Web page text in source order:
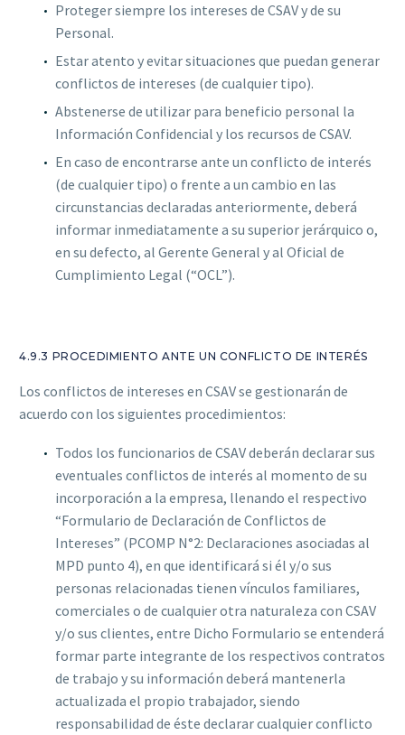
Proteger siempre los intereses de CSAV y de su
Personal.
Estar atento y evitar situaciones que puedan generar
conflictos de intereses (de cualquier tipo).
Abstenerse de utilizar para beneficio personal la
Información Confidencial y los recursos de CSAV.
En caso de encontrarse ante un conflicto de interés
(de cualquier tipo) o frente a un cambio en las
circunstancias declaradas anteriormente, deberá
informar inmediatamente a su superior jerárquico o,
en su defecto, al Gerente General y al Oficial de
Cumplimiento Legal (“OCL”).
4.9.3 PROCEDIMIENTO ANTE UN CONFLICTO DE INTERÉS
Los conflictos de intereses en CSAV se gestionarán de
acuerdo con los siguientes procedimientos:
Todos los funcionarios de CSAV deberán declarar sus
eventuales conflictos de interés al momento de su
incorporación a la empresa, llenando el respectivo
“Formulario de Declaración de Conflictos de
Intereses” (PCOMP N°2: Declaraciones asociadas al
MPD punto 4), en que identificará si él y/o sus
personas relacionadas tienen vínculos familiares,
comerciales o de cualquier otra naturaleza con CSAV
y/o sus clientes, entre Dicho Formulario se entenderá
formar parte integrante de los respectivos contratos
de trabajo y su información deberá mantenerla
actualizada el propio trabajador, siendo
responsabilidad de éste declarar cualquier conflicto